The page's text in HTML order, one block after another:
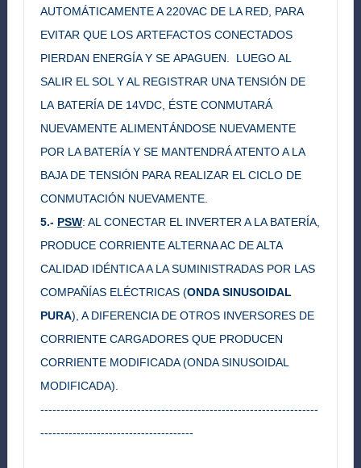
AUTOMÁTICAMENTE A 220VAC DE LA RED, PARA
EVITAR QUE LOS ARTEFACTOS CONECTADOS
PIERDAN ENERGÍA Y SE APAGUEN. LUEGO AL
SALIR EL SOL Y AL REGISTRAR UNA TENSIÓN DE
LA BATERÍA DE 14VDC, ÉSTE CONMUTARÁ
NUEVAMENTE ALIMENTÁNDOSE NUEVAMENTE
POR LA BATERÍA Y SE MANTENDRÁ ATENTO A LA
BAJA DE TENSIÓN PARA REALIZAR EL CICLO DE
CONMUTACIÓN NUEVAMENTE.
5.- PSW: AL CONECTAR EL INVERTER A LA BATERÍA,
PRODUCE CORRIENTE ALTERNA AC DE ALTA
CALIDAD IDÉNTICA A LA SUMINISTRADAS POR LAS
COMPAÑÍAS ELÉCTRICAS (ONDA SINUSOIDAL
PURA), A DIFERENCIA DE OTROS INVERSORES DE
CORRIENTE CARGADORES QUE PRODUCEN
CORRIENTE MODIFICADA (ONDA SINUSOIDAL
MODIFICADA).
---------------------------------------------------------------------
--------------------------------------